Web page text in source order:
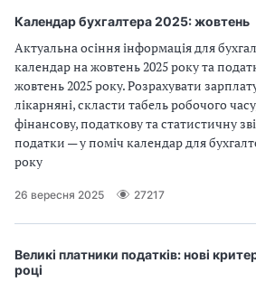
Календар бухгалтера 2025: жовтень
Актуальна осіння інформація для
календар на жовтень 2025 року та
жовтень 2025 року. Розрахувати
лікарняні, скласти табель робочого
фінансову, податкову та статистичну
податки — у поміч календар для
року
26 вересня 2025 27217
Великі платники податків: нові
році